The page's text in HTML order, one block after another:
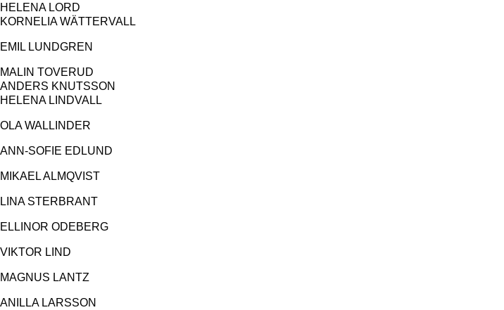
HELENA LORD
KORNELIA WÄTTERVALL
EMIL LUNDGREN
MALIN TOVERUD
ANDERS KNUTSSON
HELENA LINDVALL
OLA WALLINDER
ANN-SOFIE EDLUND
MIKAEL ALMQVIST
LINA STERBRANT
ELLINOR ODEBERG
VIKTOR LIND
MAGNUS LANTZ
ANILLA LARSSON